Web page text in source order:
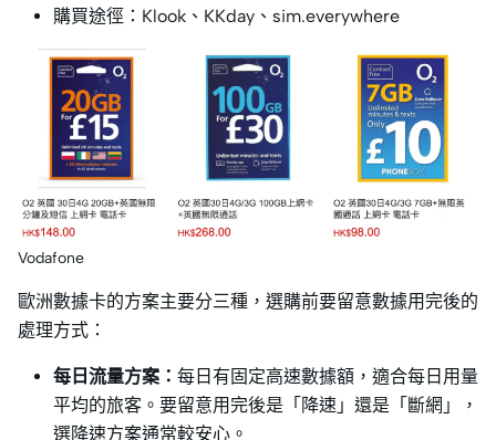
購買途徑：Klook、KKday、sim.everywhere
Vodafone
歐洲數據卡的方案主要分三種，選購前要留意數據用完後的
處理方式：
每日流量方案： 每日有固定高速數據額，適合每日用量
平均的旅客。要留意用完後是「降速」還是「斷網」，
選降速方案通常較安心。